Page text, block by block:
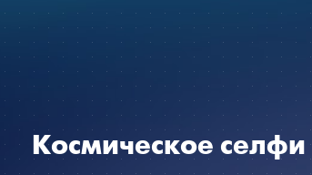
Космическое селфи